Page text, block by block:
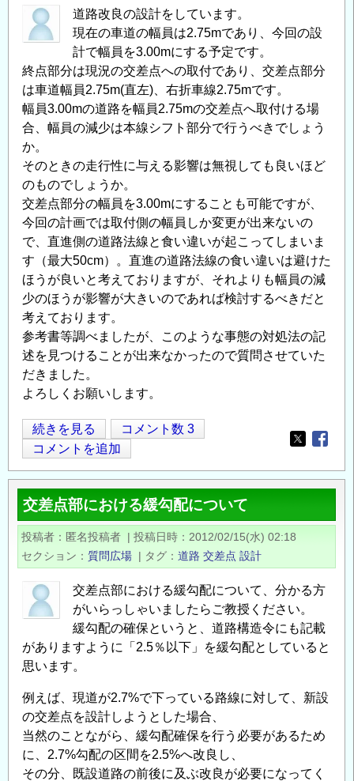
交
差
の
集
水
桝
に
す
い
て
の
道路改良の設計をしています。
現在の車道の幅員は2.75mであり、今回の設
計で幅員を3.00mにする予定です。
終点部分は現況の交差点への取付であり、交差点部分
は車道幅員2.75m(直左)、右折車線2.75mです。
幅員3.00mの道路を幅員2.75mの交差点へ取付ける場
合、幅員の減少は本線シフト部分で行うべきでしょう
か。
そのときの走行性に与える影響は無視しても良いほど
のものでしょうか。
交差点部分の幅員を3.00mにすることも可能ですが、
今回の計画では取付側の幅員しか変更が出来ないの
で、直進側の道路法線と食い違いが起こってしまいま
す（最大50cm）。直進の道路法線の食い違いは避けた
ほうが良いと考えておりますが、それよりも幅員の減
少のほうが影響が大きいのであれば検討するべきだと
考えております。
参考書等調べましたが、このような事態の対処法の記
述を見つけることが出来なかったので質問させていた
だきました。
よろしくお願いします。
道
路
設
計
の
交
点
取
付
に
お
る
幅
員
の
続きを見る
コメント数 3
コメントを追加
Opens in
交差点部における緩勾配について
投稿者 匿名投稿者 | 投稿日時
2012/02/15(水) 02:18
セクション
質問広場 | タグ 道路 交差点 設計
交差点部における緩勾配について、分かる方
がいらっしゃいましたらご教授ください。
緩勾配の確保というと、道路構造令にも記載
がありますように「2.5％以下」を緩勾配としていると
思います。
例えば、現道が2.7%で下っている路線に対して、新設
の交差点を設計しようとした場合、
当然のことながら、緩勾配確保を行う必要があるため
に、2.7%勾配の区間を2.5%へ改良し、
その分、既設道路の前後に及ぶ改良が必要になってく